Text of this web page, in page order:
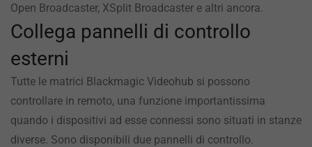
Open Broadcaster, XSplit Broadcaster e altri ancora.
Collega pannelli di controllo
esterni
Tutte le matrici Blackmagic Videohub si possono
controllare in remoto, una funzione importantissima
quando i dispositivi ad esse connessi sono situati in stanze
diverse. Sono disponibili due pannelli di controllo.